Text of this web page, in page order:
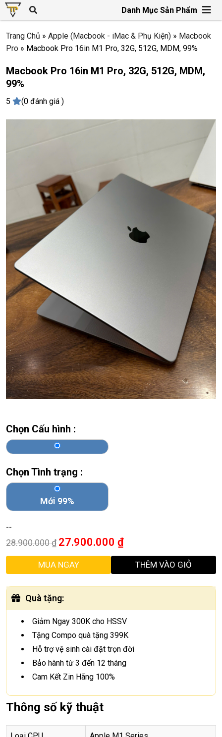
Danh Mục Sản Phẩm
Trang Chủ » Apple (Macbook - iMac & Phụ Kiện) » Macbook
Pro » Macbook Pro 16in M1 Pro, 32G, 512G, MDM, 99%
Macbook Pro 16in M1 Pro, 32G, 512G, MDM,
99%
5 (0 đánh giá )
Chọn Cấu hình :
Chọn Tình trạng :
Mới 99%
--
28.900.000₫ 27.900.000 ₫
MUA NGAY THÊM VÀO GIỎ
Quà tặng:
Giảm Ngay 300K cho HSSV
Tặng Compo quà tặng 399K
Hỗ trợ vệ sinh cài đặt trọn đời
Bảo hành từ 3 đến 12 tháng
Cam Kết Zin Hãng 100%
Thông số kỹ thuật